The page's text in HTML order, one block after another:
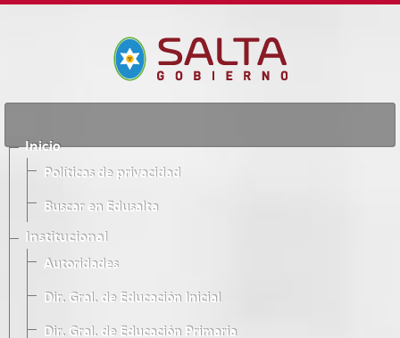
Inicio
Políticas de privacidad
Buscar en Edusalta
Institucional
Autoridades
Dir. Gral. de Educación Inicial
Dir. Gral. de Educación Primaria